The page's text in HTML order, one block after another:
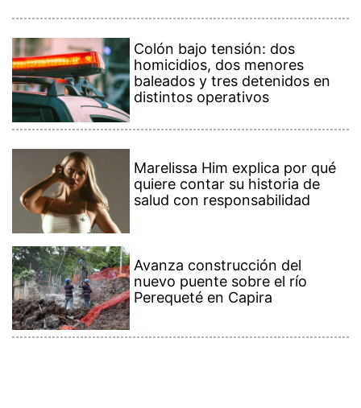
Colón bajo tensión: dos
homicidios, dos menores
baleados y tres detenidos en
distintos operativos
Marelissa Him explica por qué
quiere contar su historia de
salud con responsabilidad
Avanza construcción del
nuevo puente sobre el río
Perequeté en Capira